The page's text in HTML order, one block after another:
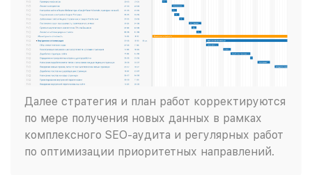
Далее стратегия и план работ корректируются
по мере получения новых данных в рамках
комплексного SEO-аудита и регулярных работ
по оптимизации приоритетных направлений.